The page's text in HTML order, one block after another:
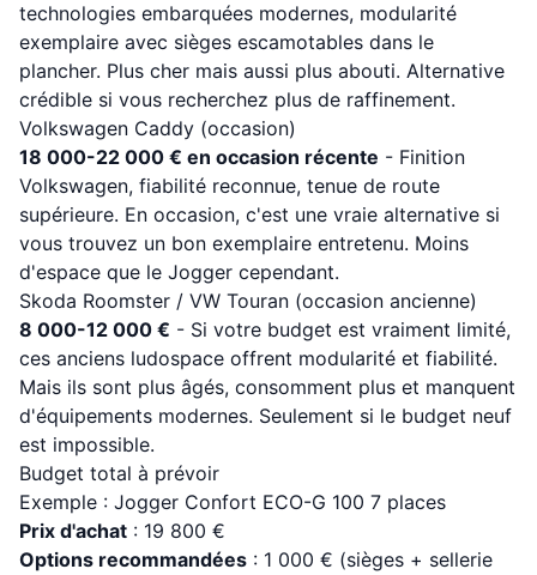
technologies embarquées modernes, modularité
exemplaire avec sièges escamotables dans le
plancher. Plus cher mais aussi plus abouti. Alternative
crédible si vous recherchez plus de raffinement.
Volkswagen Caddy (occasion)
18 000-22 000 € en occasion récente - Finition
Volkswagen, fiabilité reconnue, tenue de route
supérieure. En occasion, c'est une vraie alternative si
vous trouvez un bon exemplaire entretenu. Moins
d'espace que le Jogger cependant.
Skoda Roomster / VW Touran (occasion ancienne)
8 000-12 000 € - Si votre budget est vraiment limité,
ces anciens ludospace offrent modularité et fiabilité.
Mais ils sont plus âgés, consomment plus et manquent
d'équipements modernes. Seulement si le budget neuf
est impossible.
Budget total à prévoir
Exemple : Jogger Confort ECO-G 100 7 places
Prix d'achat : 19 800 €
Options recommandées : 1 000 € (sièges + sellerie